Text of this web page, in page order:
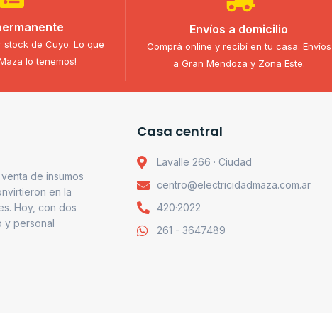
stock de Cuyo. Lo que
lo tenemos!
Envíos a domicilio
Comprá online y recibí en tu casa. Envíos
a Gran Mendoza y Zona Este.
de insumos
en la
Hoy, con dos
y personal
Casa central
Lavalle 266 · Ciudad
centro@electricidadmaza.com.ar
420·2022
261 - 3647489